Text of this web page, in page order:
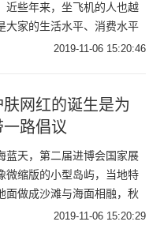
近些年来，坐飞机的人也越
大家的生活水平、消费水平
是现在机票的价格相对来说
2019-11-06 15:20:46
网红的诞生是为
路倡议
蓝天，第二届进博会国家展
微缩版的小型岛屿，当地特
面做成沙滩与海面相融，秋
夫有名酒店的海上秋千，配
2019-11-06 15:20:29